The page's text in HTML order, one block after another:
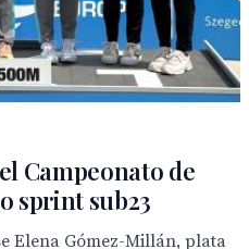
Campeonato de
sprint sub23
Elena Gómez-Millán, plata